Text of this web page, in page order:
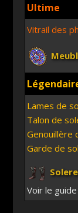
Ultime
Vitrail des
Lames de
Talon de
Genouillère
Garde de
Voir le